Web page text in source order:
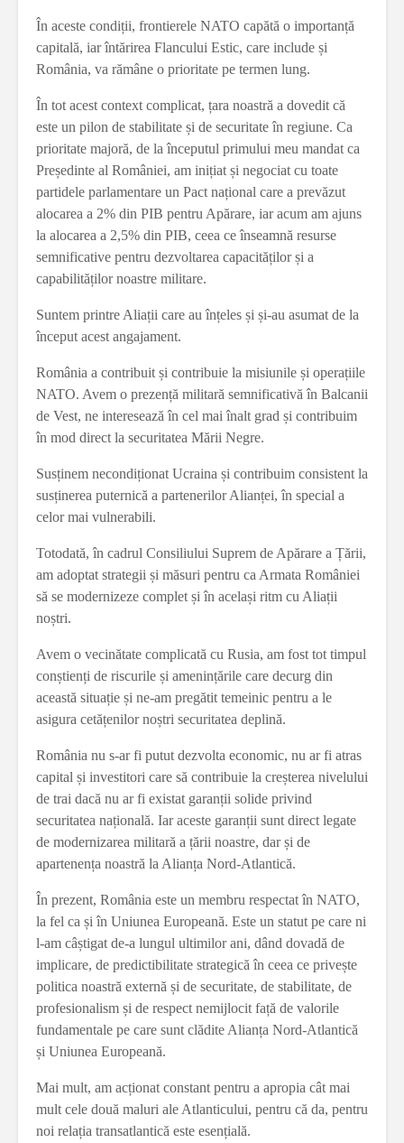
În aceste condiții, frontierele NATO capătă o importanță
capitală, iar întărirea Flancului Estic, care include și
România, va rămâne o prioritate pe termen lung.
În tot acest context complicat, țara noastră a dovedit că
este un pilon de stabilitate și de securitate în regiune. Ca
prioritate majoră, de la începutul primului meu mandat ca
Președinte al României, am inițiat și negociat cu toate
partidele parlamentare un Pact național care a prevăzut
alocarea a 2% din PIB pentru Apărare, iar acum am ajuns
la alocarea a 2,5% din PIB, ceea ce înseamnă resurse
semnificative pentru dezvoltarea capacităților și a
capabilităților noastre militare.
Suntem printre Aliații care au înțeles și și-au asumat de la
început acest angajament.
România a contribuit și contribuie la misiunile și operațiile
NATO. Avem o prezență militară semnificativă în Balcanii
de Vest, ne interesează în cel mai înalt grad și contribuim
în mod direct la securitatea Mării Negre.
Susținem necondiționat Ucraina și contribuim consistent la
susținerea puternică a partenerilor Alianței, în special a
celor mai vulnerabili.
Totodată, în cadrul Consiliului Suprem de Apărare a Țării,
am adoptat strategii și măsuri pentru ca Armata României
să se modernizeze complet și în același ritm cu Aliații
noștri.
Avem o vecinătate complicată cu Rusia, am fost tot timpul
conștienți de riscurile și amenințările care decurg din
această situație și ne-am pregătit temeinic pentru a le
asigura cetățenilor noștri securitatea deplină.
România nu s-ar fi putut dezvolta economic, nu ar fi atras
capital și investitori care să contribuie la creșterea nivelului
de trai dacă nu ar fi existat garanții solide privind
securitatea națională. Iar aceste garanții sunt direct legate
de modernizarea militară a țării noastre, dar și de
apartenența noastră la Alianța Nord-Atlantică.
În prezent, România este un membru respectat în NATO,
la fel ca și în Uniunea Europeană. Este un statut pe care ni
l-am câștigat de-a lungul ultimilor ani, dând dovadă de
implicare, de predictibilitate strategică în ceea ce privește
politica noastră externă și de securitate, de stabilitate, de
profesionalism și de respect nemijlocit față de valorile
fundamentale pe care sunt clădite Alianța Nord-Atlantică
și Uniunea Europeană.
Mai mult, am acționat constant pentru a apropia cât mai
mult cele două maluri ale Atlanticului, pentru că da, pentru
noi relația transatlantică este esențială.